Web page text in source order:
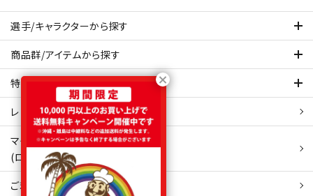
選手/キャラクターから探す
商品群/アイテムから探す
特集ページを見てみる
レビュー・口コミ 一覧ページ
マイアカウント
(ログイン/新規会員登録)
ご利用ガイド